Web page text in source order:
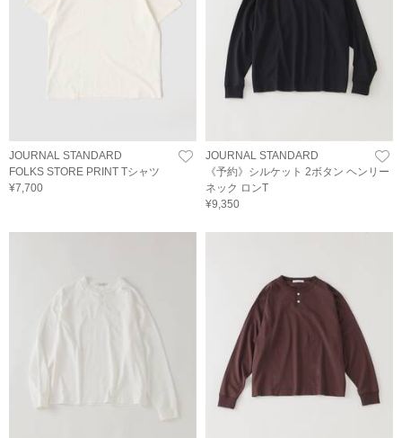
JOURNAL STANDARD
FOLKS STORE PRINT Tシャツ
¥7,700
JOURNAL STANDARD
《予約》シルケット 2ボタン ヘンリー
ネック ロンT
¥9,350